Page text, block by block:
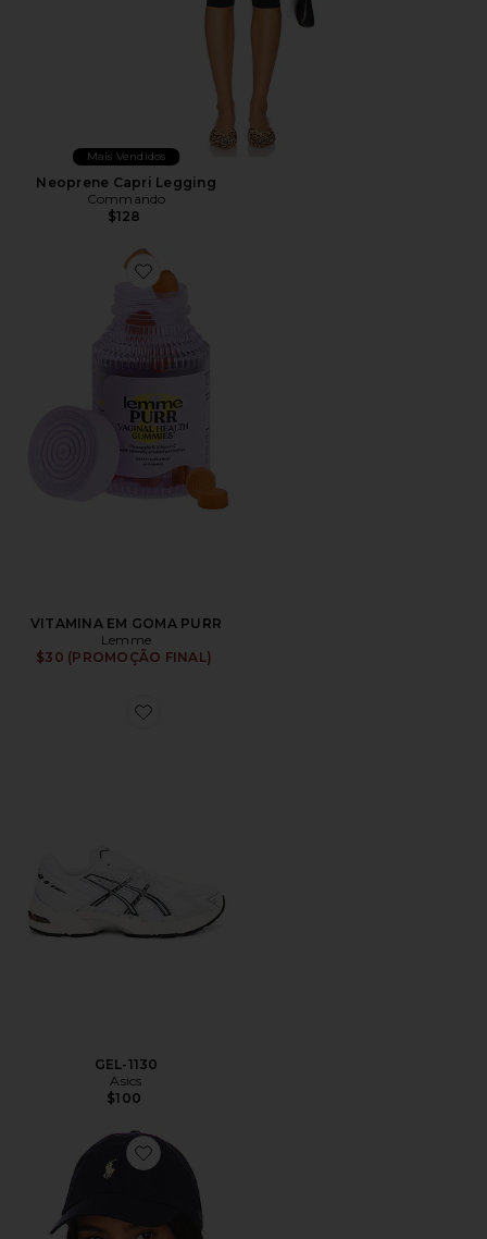
Mais Vendidos
Neoprene Capri Legging
Commando
$128
Favorite VITAMINA EM GOMA PURR
VITAMINA EM GOMA PURR
Lemme
$30 (PROMOÇÃO FINAL)
Favorite GEL-1130
GEL-1130
Asics
$100
Favorite Chino Cap